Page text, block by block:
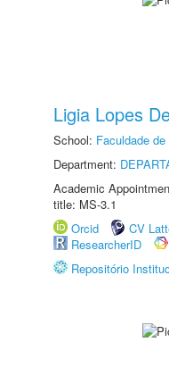
Ligia Lopes
School: Faculdade
Department:
Academic
title: MS-3.1
Orcid
CV
ResearcherID
Repositório